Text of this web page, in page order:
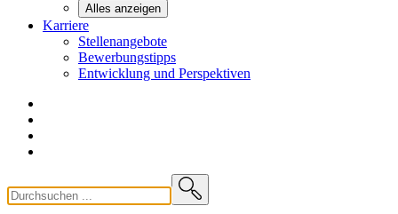
Alles anzeigen
Karriere
Stellenangebote
Bewerbungstipps
Entwicklung und Perspektiven